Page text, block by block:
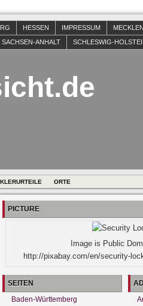
HESSEN IMPRESSUM
SACHSEN-ANHALT SCHLESWIG-
ORTE
PICTURE
Image is Public
http://pixabay.com/en/security-
SEITEN
Baden-Württemberg